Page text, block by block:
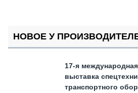
НОВОЕ У
17-я
выставка
транспортного